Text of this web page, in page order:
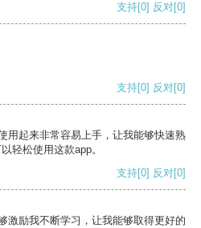
支持[0] 反对[0]
支持[0] 反对[0]
用起来非常容易上手，让我能够快速熟
轻松使用这款app。
支持[0] 反对[0]
激励我不断学习，让我能够取得更好的